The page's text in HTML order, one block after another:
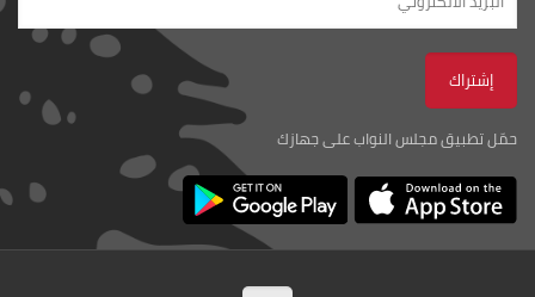
حمّل تطبيق مجلس النواب على جهازك